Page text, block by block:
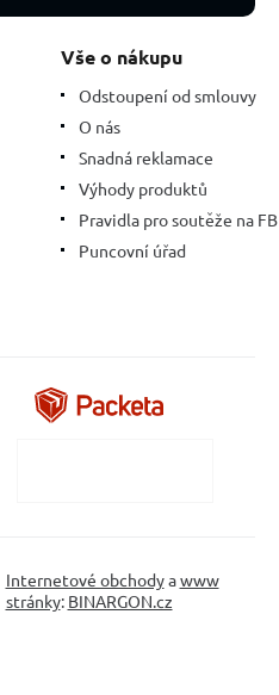
Vše o nákupu
Odstoupení od smlouvy
O nás
Snadná reklamace
Výhody produktů
Pravidla pro soutěže na FB
Puncovní úřad
Internetové obchodyawww
stránky: BINARGON.cz